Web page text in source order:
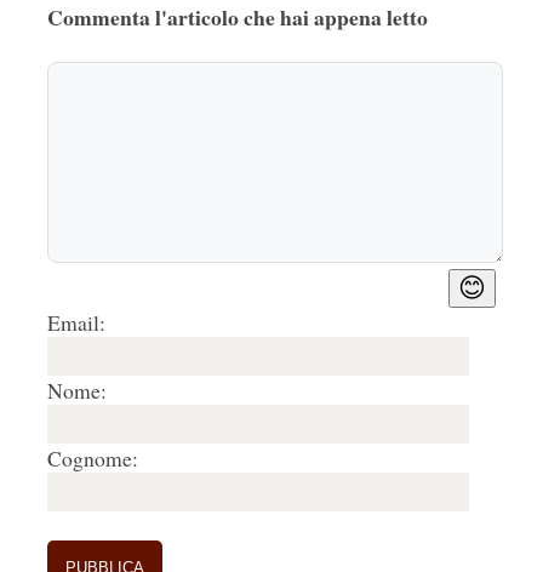
Commenta l'articolo che hai appena letto
😊
Email:
Nome:
Cognome: